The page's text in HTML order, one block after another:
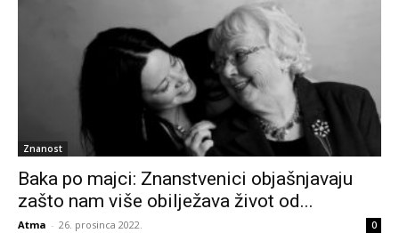
Znanost
Baka po majci: Znanstvenici objašnjavaju
zašto nam više obilježava život od...
Atma - 26. prosinca 2022. 0